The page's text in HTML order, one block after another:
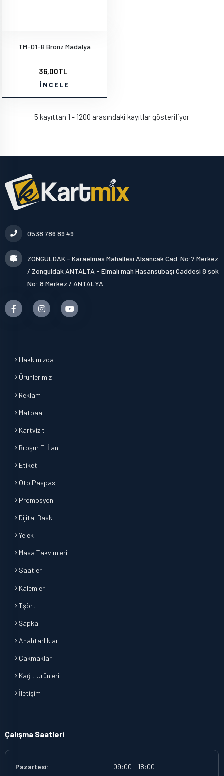
TM-01-B Bronz Madalya
36,00TL
İNCELE
5 kayıttan 1 - 1200 arasındaki kayıtlar gösteriliyor
0538 786 89 49
ZONGULDAK - Karaelmas Mahallesi Alsancak Cad. No:7 Merkez
/ Zonguldak ANTALTA - Elmalı mah Hasansubaşı Caddesi 8 sok
No: 8 Merkez / ANTALYA
Hakkımızda
Ürünlerimiz
Reklam
Matbaa
Kartvizit
Broşür El İlanı
Etiket
Oto Paspas
Promosyon
Dijital Baskı
Yelek
Masa Takvimleri
Saatler
Kalemler
Tşört
Şapka
Anahtarlıklar
Çakmaklar
Kağıt Ürünleri
İletişim
Çalışma Saatleri
Pazartesi: 09:00 - 18:00